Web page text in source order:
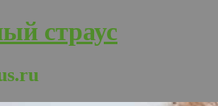
страус